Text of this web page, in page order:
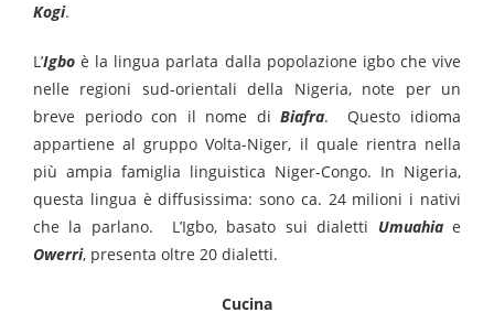
Kogi.
L’Igbo è la lingua parlata dalla popolazione igbo che vive
nelle regioni sud-orientali della Nigeria, note per un
breve periodo con il nome diBiafra. Questo idioma
appartiene al gruppo Volta-Niger, il quale rientra nella
più ampia famiglia linguistica Niger-Congo. In Nigeria,
questa lingua è diffusissima: sono ca. 24 milioni i nativi
che la parlano. L’Igbo, basato sui dialetti Umuahiae
Owerri, presenta oltre 20 dialetti.
Cucina